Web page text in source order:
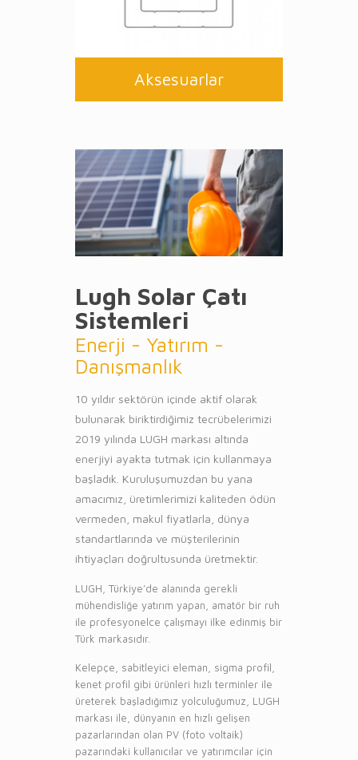
Aksesuarlar
Lugh Solar Çatı
Sistemleri
Enerji - Yatırım -
Danışmanlık
10 yıldır sektörün içinde aktif olarak
bulunarak biriktirdiğimiz tecrübelerimizi
2019 yılında LUGH markası altında
enerjiyi ayakta tutmak için kullanmaya
başladık. Kuruluşumuzdan bu yana
amacımız, üretimlerimizi kaliteden ödün
vermeden, makul fiyatlarla, dünya
standartlarında ve müşterilerinin
ihtiyaçları doğrultusunda üretmektir.
LUGH, Türkiye’de alanında gerekli
mühendisliğe yatırım yapan, amatör bir ruh
ile profesyonelce çalışmayı ilke edinmiş bir
Türk markasıdır.
Kelepçe, sabitleyici eleman, sigma profil,
kenet profil gibi ürünleri hızlı terminler ile
üreterek başladığımız yolculuğumuz, LUGH
markası ile, dünyanın en hızlı gelişen
pazarlarından olan PV (foto voltaik)
pazarındaki kullanıcılar ve yatırımcılar için